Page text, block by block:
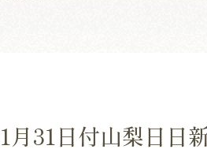
1月31日付山梨日日